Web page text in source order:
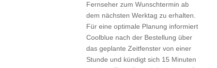
Fernseher zum Wunschtermin ab
dem nächsten Werktag zu erhalten.
Für eine optimale Planung informiert
Coolblue nach der Bestellung über
das geplante Zeitfenster von einer
Stunde und kündigt sich 15 Minuten